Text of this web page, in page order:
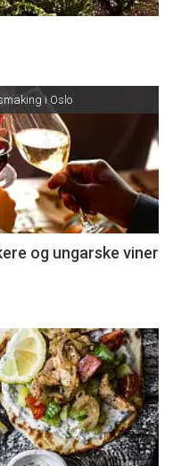
i Oslo
og ungarske viner